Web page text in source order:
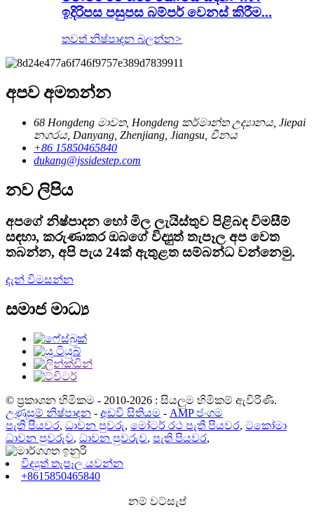
ඉදිරිපස පසුපස බම්පර් වෙනස් කිරීම...
තවත් නිෂ්පාදන බලන්න>
අපව අමතන්න
68 Hongdeng මාවත, Hongdeng කර්මාන්ත උද්‍යානය, Jiepai
නගරය, Danyang, Zhenjiang, Jiangsu, චීනය
+86 15850465840
dukang@jssidestep.com
නව ලිපිය
අපගේ නිෂ්පාදන හෝ මිල ලැයිස්තුව පිළිබඳ විමසීම්
සඳහා, කරුණාකර ඔබගේ විද්‍යුත් තැපෑල අප වෙත
තබන්න, අපි පැය 24ක් ඇතුළත සම්බන්ධ වන්නෙමු.
දැන් විමසන්න
සමාජ මාධ්‍ය
© ප්‍රකාශන හිමිකම - 2010-2026 : සියලුම හිමිකම් ඇවිරිණි.
උණුසුම් නිෂ්පාදන - අඩවි සිතියම - AMP ජංගම
පැති පියවර, ධාවන පුවරු, මෝටර් රථ පැති පියවර, ටකෝමා
ධාවන පුවරුව, ධාවන පුවරුව, පැති පියවර,
විද්‍යුත් තැපෑල යවන්න
+8615850465840
නම් වට්සැප්